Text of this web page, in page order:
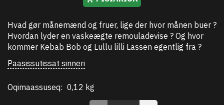
Hvad gør månemænd og fruer, lige der hvor månen buer ?
Hvordan lyder en vaskeægte remouladevise ? Og hvor
kommer Kebab Bob og Lullu lilli Lassen egentlig fra ?
Paasissutissat sinneri
Oqimaassuseq: 0,12 kg